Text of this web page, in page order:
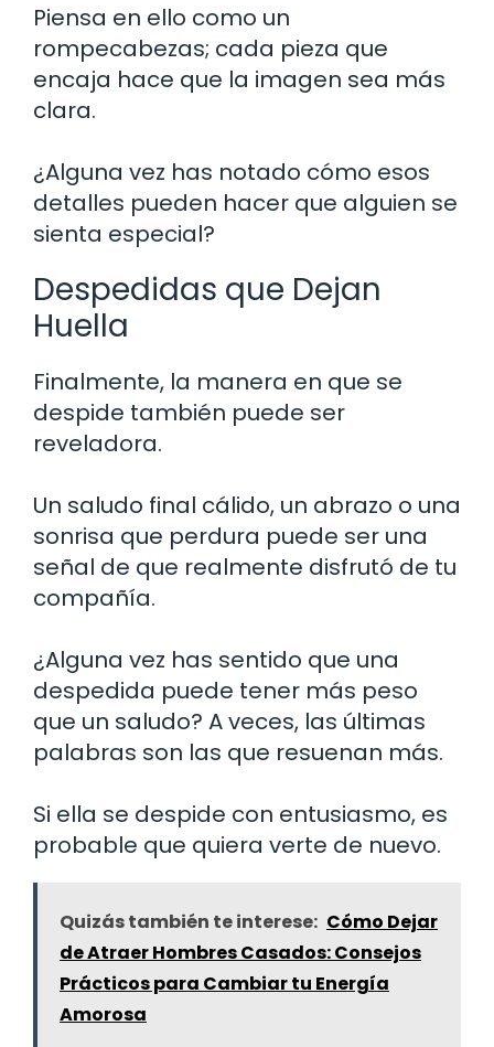
Piensa en ello como un
rompecabezas; cada pieza que
encaja hace que la imagen sea más
clara.
¿Alguna vez has notado cómo esos
detalles pueden hacer que alguien se
sienta especial?
Despedidas que Dejan
Huella
Finalmente, la manera en que se
despide también puede ser
reveladora.
Un saludo final cálido, un abrazo o una
sonrisa que perdura puede ser una
señal de que realmente disfrutó de tu
compañía.
¿Alguna vez has sentido que una
despedida puede tener más peso
que un saludo? A veces, las últimas
palabras son las que resuenan más.
Si ella se despide con entusiasmo, es
probable que quiera verte de nuevo.
Quizás también te interese: Cómo Dejar
de Atraer Hombres Casados: Consejos
Prácticos para Cambiar tu Energía
Amorosa